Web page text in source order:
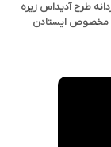
طرح آدیداس زیره
مخصوص ایستادن